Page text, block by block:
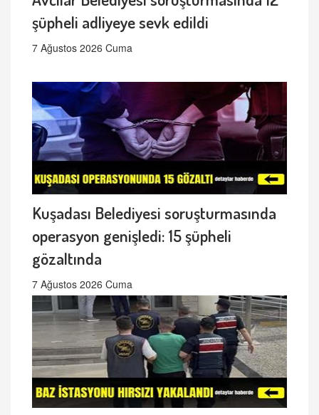
şüpheli adliyeye sevk edildi
7 Ağustos 2026 Cuma
Kuşadası Belediyesi soruşturmasında
operasyon genişledi: 15 şüpheli
gözaltında
7 Ağustos 2026 Cuma